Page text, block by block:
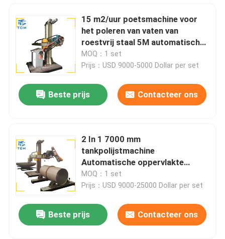
Producten
Over ons
Fabriekstocht
15 m2/uur poetsmachine voor
het poleren van vaten van
roestvrij staal 5M automatische
slijpmachine
MOQ：1 set
Prijs：USD 9000-5000 Dollar per set
Beste prijs Contacteer ons
2 In 1 7000 mm
tankpolijstmachine
Automatische oppervlakte
slijpmachine
MOQ：1 set
Prijs：USD 9000-25000 Dollar per set
Beste prijs Contacteer ons